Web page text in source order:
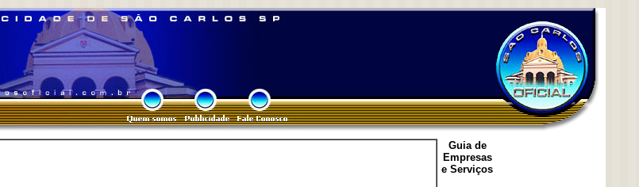
Guia de
Empresas
e Serviços